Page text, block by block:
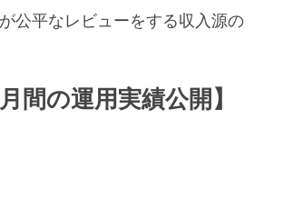
公平なレビューをする収入源の
間の運用実績公開】